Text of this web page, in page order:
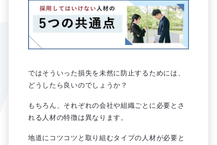
ではそういった損失を未然に防止するためには、
どうしたら良いのでしょうか？
もちろん、それぞれの会社や組織ごとに必要とさ
れる人材の特徴は異なります。
地道にコツコツと取り組むタイプの人材が必要と